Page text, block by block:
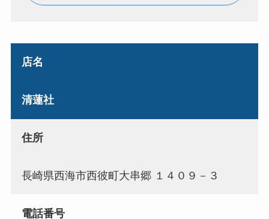
店名
清蓮社
住所
長崎県西海市西彼町大串郷 １４０９－３
電話番号